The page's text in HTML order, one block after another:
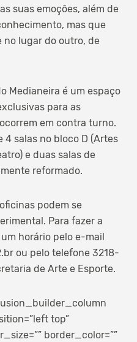
suas emoções, além de
mas que
no lugar do outro, de
Medianeira é um espaço
para as
em contra turno.
salas no bloco D (Artes
e duas salas de
reformado.
podem se
Para fazer a
horário pelo e-mail
ou pelo telefone 3218-
de Arte e Esporte.
top”
border_color=””